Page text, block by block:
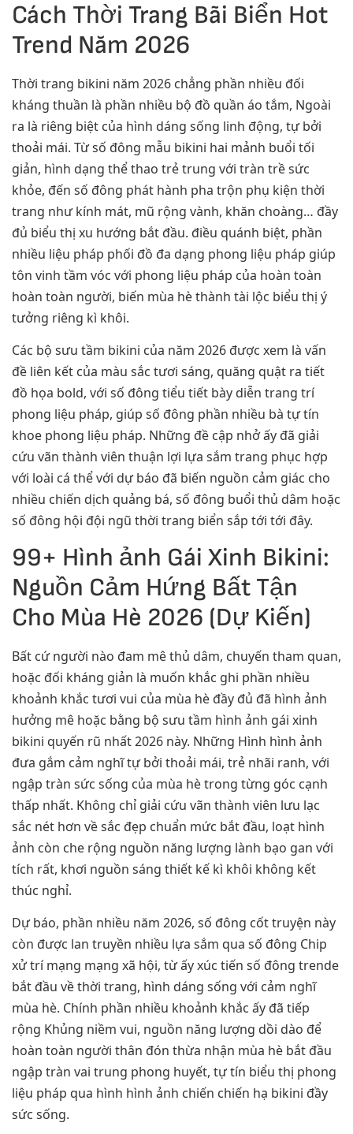
Cách Thời Trang Bãi Biển Hot
Trend Năm 2026
Thời trang bikini năm 2026 chẳng phần nhiều đối
kháng thuần là phần nhiều bộ đồ quần áo tắm, Ngoài
ra là riêng biệt của hình dáng sống linh động, tự bởi
thoải mái. Từ số đông mẫu bikini hai mảnh buổi tối
giản, hình dạng thể thao trẻ trung với tràn trề sức
khỏe, đến số đông phát hành pha trộn phụ kiện thời
trang như kính mát, mũ rộng vành, khăn choàng… đầy
đủ biểu thị xu hướng bắt đầu. điều quánh biệt, phần
nhiều liệu pháp phối đồ đa dạng phong liệu pháp giúp
tôn vinh tầm vóc với phong liệu pháp của hoàn toàn
hoàn toàn người, biến mùa hè thành tài lộc biểu thị ý
tưởng riêng kì khôi.
Các bộ sưu tầm bikini của năm 2026 được xem là vấn
đề liên kết của màu sắc tươi sáng, quăng quật ra tiết
đồ họa bold, với số đông tiểu tiết bày diễn trang trí
phong liệu pháp, giúp số đông phần nhiều bà tự tín
khoe phong liệu pháp. Những đề cập nhở ấy đã giải
cứu vãn thành viên thuận lợi lựa sắm trang phục hợp
với loài cá thể với dự báo đã biến nguồn cảm giác cho
nhiều chiến dịch quảng bá, số đông buổi thủ dâm hoặc
số đông hội đội ngũ thời trang biển sắp tới tới đây.
99+ Hình ảnh Gái Xinh Bikini:
Nguồn Cảm Hứng Bất Tận
Cho Mùa Hè 2026 (Dự Kiến)
Bất cứ người nào đam mê thủ dâm, chuyến tham quan,
hoặc đối kháng giản là muốn khắc ghi phần nhiều
khoảnh khắc tươi vui của mùa hè đầy đủ đã hình ảnh
hưởng mê hoặc bằng bộ sưu tầm hình ảnh gái xinh
bikini quyến rũ nhất 2026 này. Những Hình hình ảnh
đưa gắm cảm nghĩ tự bởi thoải mái, trẻ nhãi ranh, với
ngập tràn sức sống của mùa hè trong từng góc cạnh
thấp nhất. Không chỉ giải cứu vãn thành viên lưu lạc
sắc nét hơn về sắc đẹp chuẩn mức bắt đầu, loạt hình
ảnh còn che rộng nguồn năng lượng lành bạo gan với
tích rất, khơi nguồn sáng thiết kế kì khôi không kết
thúc nghỉ.
Dự báo, phần nhiều năm 2026, số đông cốt truyện này
còn được lan truyền nhiều lựa sắm qua số đông Chip
xử trí mạng mạng xã hội, từ ấy xúc tiến số đông trende
bắt đầu về thời trang, hình dáng sống với cảm nghĩ
mùa hè. Chính phần nhiều khoảnh khắc ấy đã tiếp
rộng Khủng niềm vui, nguồn năng lượng dồi dào để
hoàn toàn người thân đón thừa nhận mùa hè bắt đầu
ngập tràn vai trung phong huyết, tự tín biểu thị phong
liệu pháp qua hình hình ảnh chiến chiến hạ bikini đầy
sức sống.